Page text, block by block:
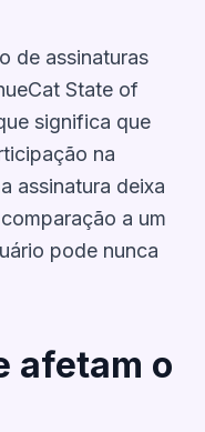
de assinaturas
State of
significa que
na
assinatura deixa
a um
pode nunca
afetam o